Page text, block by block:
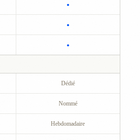
●
●
●
Dédié
Nommé
Hebdomadaire